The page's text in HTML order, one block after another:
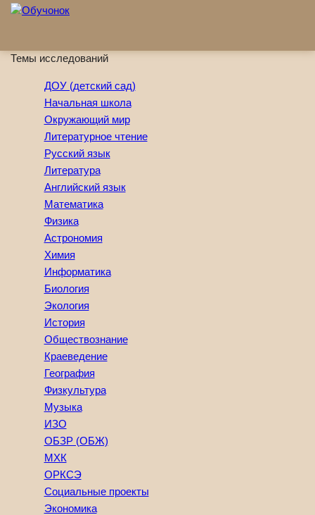
Перейти к основному содержанию
Темы исследований
ДОУ (детский сад)
Начальная школа
Окружающий мир
Литературное чтение
Русский язык
Литература
Английский язык
Математика
Физика
Астрономия
Химия
Информатика
Биология
Экология
История
Обществознание
Краеведение
География
Физкультура
Музыка
ИЗО
ОБЗР (ОБЖ)
МХК
ОРКСЭ
Социальные проекты
Экономика